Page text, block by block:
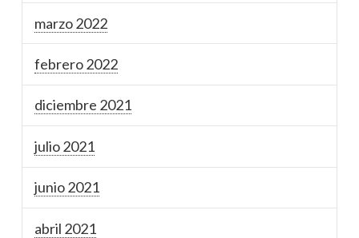
marzo 2022
febrero 2022
diciembre 2021
julio 2021
junio 2021
abril 2021